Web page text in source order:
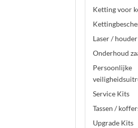
Ketting voor
Laser / houder
Onderhoud
Persoonlijke
Service Kits
Tassen /
Upgrade Kits